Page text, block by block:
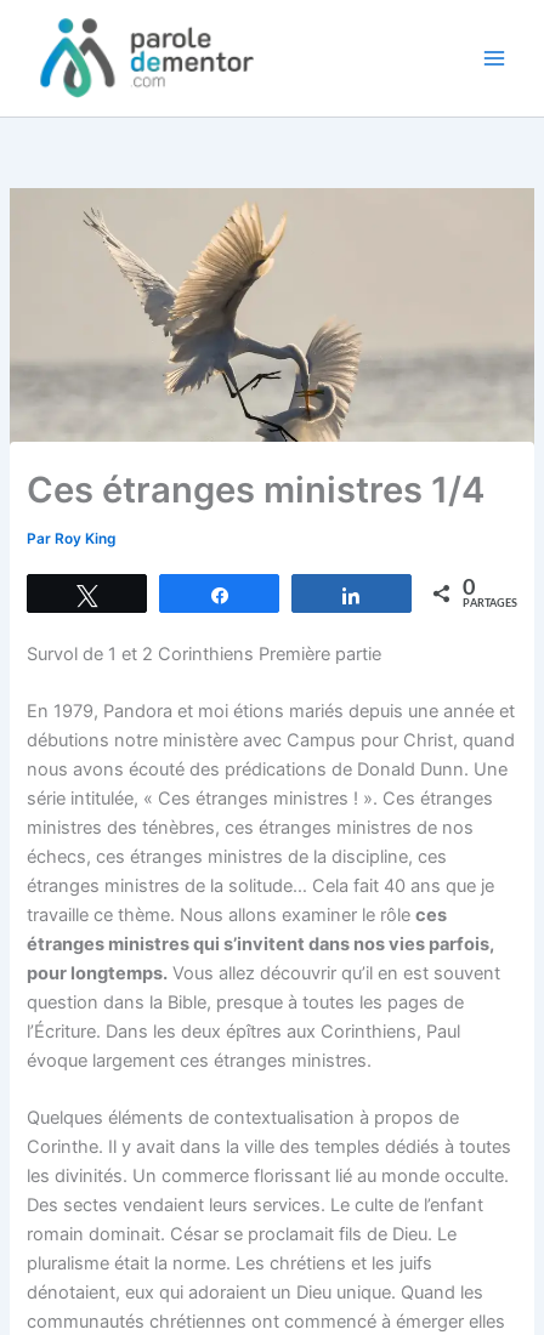
contenu
Ces étranges ministres 1/4
ParRoy King
Partagez 0
PARTAGES
Survol de 1 et 2 Corinthiens Première partie
En 1979, Pandora et moi étions mariés depuis une année et
débutions notre ministère avec Campus pour Christ, quand
nous avons écouté des prédications de Donald Dunn. Une
série intitulée, « Ces étranges ministres ! ». Ces étranges
ministres des ténèbres, ces étranges ministres de nos
échecs, ces étranges ministres de la discipline, ces
étranges ministres de la solitude… Cela fait 40 ans que je
travaille ce thème. Nous allons examiner le rôleces
étranges ministres qui s’invitent dans nos vies parfois,
pour longtemps. Vous allez découvrir qu’il en est souvent
question dans la Bible, presque à toutes les pages de
l’Écriture. Dans les deux épîtres aux Corinthiens, Paul
évoque largement ces étranges ministres.
Quelques éléments de contextualisation à propos de
Corinthe. Il y avait dans la ville des temples dédiés à toutes
les divinités. Un commerce florissant lié au monde occulte.
Des sectes vendaient leurs services. Le culte de l’enfant
romain dominait. César se proclamait fils de Dieu. Le
pluralisme était la norme. Les chrétiens et les juifs
dénotaient, eux qui adoraient un Dieu unique. Quand les
communautés chrétiennes ont commencé à émerger elles